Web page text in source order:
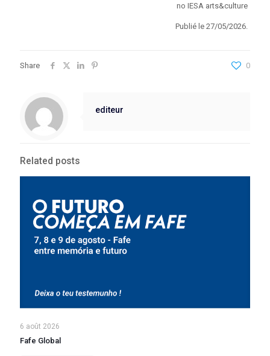
no IESA arts&culture
Publié le 27/05/2026.
Share 0
editeur
Related posts
6 août 2026
Fafe Global